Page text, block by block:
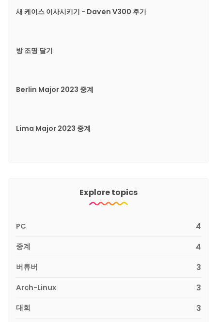
새 케이스 이사시키기 - Daven V300 후기
방 조명 달기
Berlin Major 2023 중계
Lima Major 2023 중계
Explore topics
PC 4
중계 4
버튜버 3
Arch-Linux 3
대회 3